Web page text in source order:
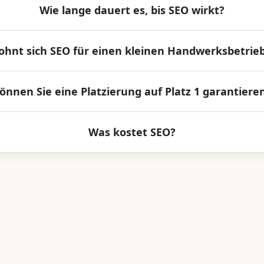
Wie lange dauert es, bis SEO wirkt?
sich SEO für einen kleinen
Sie eine Platzierung auf Platz 1
Was kostet SEO?